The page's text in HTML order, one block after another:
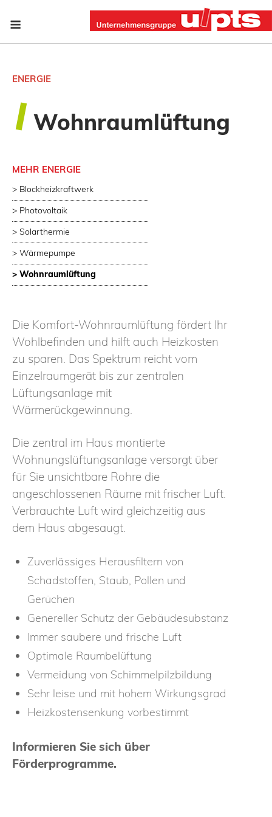
ENERGIE
Wohnraumlüftung
Die Komfort-Wohnraumlüftung fördert Ihr
Wohlbefinden und hilft auch Heizkosten
zu sparen. Das Spektrum reicht vom
Einzelraumgerät bis zur zentralen
Lüftungsanlage mit
Wärmerückgewinnung.
Die zentral im Haus montierte
Wohnungslüftungsanlage versorgt über
für Sie unsichtbare Rohre die
angeschlossenen Räume mit frischer Luft.
Verbrauchte Luft wird gleichzeitig aus
dem Haus abgesaugt.
Zuverlässiges Herausfiltern von
Schadstoffen, Staub, Pollen und
Gerüchen
Genereller Schutz der Gebäudesubstanz
Immer saubere und frische Luft
Optimale Raumbelüftung
Vermeidung von Schimmelpilzbildung
Sehr leise und mit hohem Wirkungsgrad
Heizkostensenkung vorbestimmt
Informieren Sie sich über
Förderprogramme.
MEHR ENERGIE
> Blockheizkraftwerk
> Photovoltaik
> Solarthermie
> Wärmepumpe
> Wohnraumlüftung